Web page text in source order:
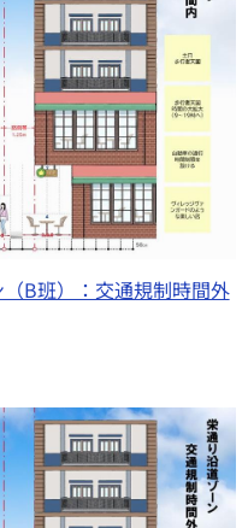
B班）：交通規制時間外